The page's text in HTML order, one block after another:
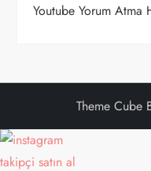
Youtube Yorum Atma
Theme Cube